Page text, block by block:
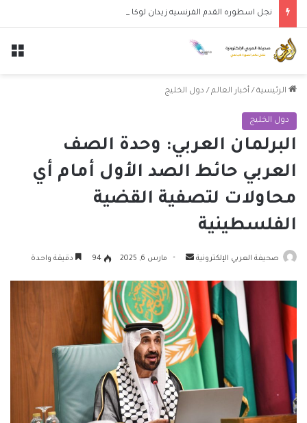
نجل اسطوره القدم الفرنسيه زيدان لوكا يتعاقد مع نادي ليغانيس
الرئيسية / أخبار العالم / دول الخليج
دول الخليج
البرلمان العربي: وحدة الصف
العربي حائط الصد الأول أمام أي
محاولات لتصفية القضية
الفلسطينية
صحيفة العربي الإلكترونية
أرسل
إلكترونيا
مارس 6, 2025 94 دقيقة واحدة